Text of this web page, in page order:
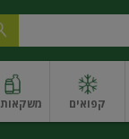
קפואים משקאות
פיצוחים, אגוזים